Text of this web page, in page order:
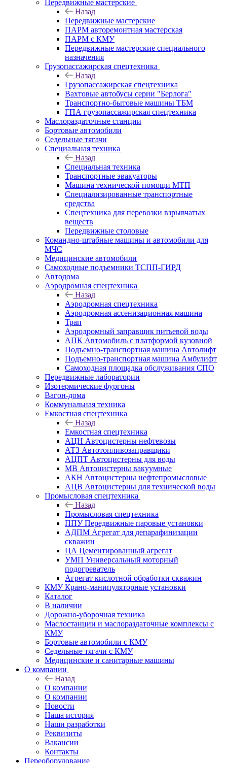
Передвижные мастерские
Назад
Передвижные мастерские
ПАРМ авторемонтная мастерская
ПАРМ с КМУ
Передвижные мастерские специального
назначения
Грузопассажирская спецтехника
Назад
Грузопассажирская спецтехника
Вахтовые автобусы серии "Берлога"
Транспортно-бытовые машины ТБМ
ГПА грузопассажирская спецтехника
Маслораздаточные станции
Бортовые автомобили
Седельные тягачи
Специальная техника
Назад
Специальная техника
Транспортные эвакуаторы
Машина технической помощи МТП
Специализированные транспортные
средства
Спецтехника для перевозки взрывчатых
веществ
Передвижные столовые
Командно-штабные машины и автомобили для
МЧС
Медицинские автомобили
Самоходные подъемники ТСПП-ГИРД
Автодома
Аэродромная спецтехника
Назад
Аэродромная спецтехника
Аэродромная ассенизационная машина
Трап
Аэродромный заправщик питьевой воды
АПК Автомобиль с платформой кузовной
Подъемно-транспортная машина Автолифт
Подъемно-транспортная машина Амбулифт
Самоходная площадка обслуживания СПО
Передвижные лаборатории
Изотермические фургоны
Вагон-дома
Коммунальная техника
Емкостная спецтехника
Назад
Емкостная спецтехника
АЦН Автоцистерны нефтевозы
АТЗ Автотопливозаправщики
АЦПТ Автоцистерны для воды
МВ Автоцистерны вакуумные
АКН Автоцистерны нефтепромысловые
АЦВ Автоцистерны для технической воды
Промысловая спецтехника
Назад
Промысловая спецтехника
ППУ Передвижные паровые установки
АДПМ Агрегат для депарафинизации
скважин
ЦА Цементированный агрегат
УМП Универсальный моторный
подогреватель
Агрегат кислотной обработки скважин
КМУ Крано-манипуляторные установки
Каталог
В наличии
Дорожно-уборочная техника
Маслостанции и маслораздаточные комплексы с
КМУ
Бортовые автомобили с КМУ
Седельные тягачи с КМУ
Медицинские и санитарные машины
О компании
Назад
О компании
О компании
Новости
Наша история
Наши разработки
Реквизиты
Вакансии
Контакты
Переоборудование